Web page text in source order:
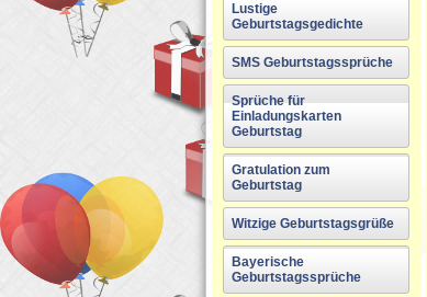
Lustige
Geburtstagsgedichte
SMS Geburtstagssprüche
Sprüche für
Einladungskarten
Geburtstag
Gratulation zum
Geburtstag
Witzige Geburtstagsgrüße
Bayerische
Geburtstagssprüche